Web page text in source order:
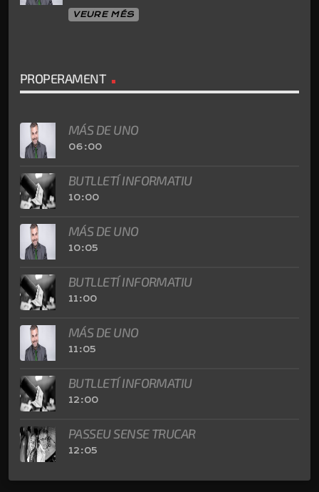
VEURE MÉS
PROPERAMENT
MÁS DE UNO
06:00
BUTLLETÍ INFORMATIU
10:00
MÁS DE UNO
10:05
BUTLLETÍ INFORMATIU
11:00
MÁS DE UNO
11:05
BUTLLETÍ INFORMATIU
12:00
PASSEU SENSE TRUCAR
12:05